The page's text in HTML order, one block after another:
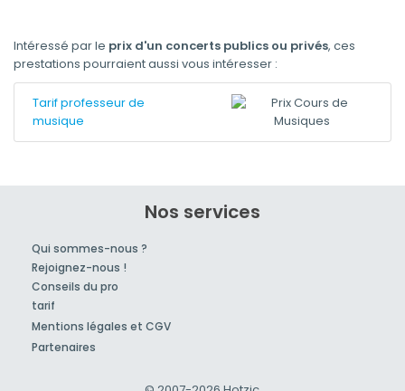
Intéressé par le prix d'un concerts publics ou privés, ces
prestations pourraient aussi vous intéresser :
Tarif professeur de
musique
Nos services
Qui sommes-nous ?
Rejoignez-nous !
Conseils du pro
tarif
Mentions légales et CGV
Partenaires